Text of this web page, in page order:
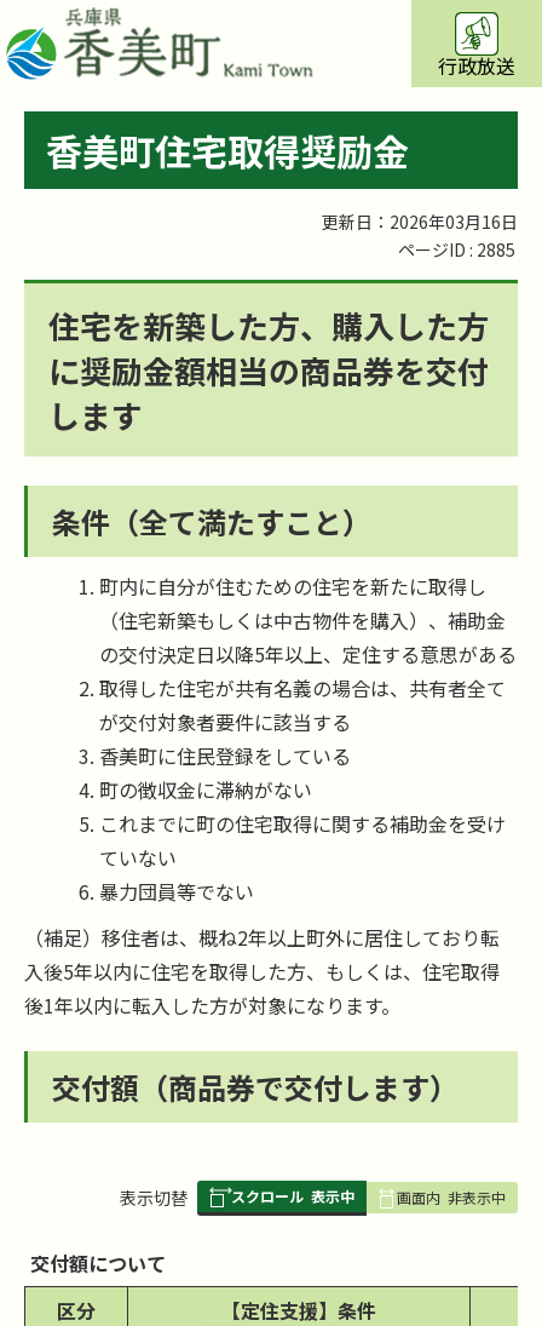
行政放送
香美町住宅取得奨励金
更新日：2026年03月16日
ページID : 2885
住宅を新築した方、購入した方
に奨励金額相当の商品券を交付
します
条件（全て満たすこと）
町内に自分が住むための住宅を新たに取得し
（住宅新築もしくは中古物件を購入）、補助金
の交付決定日以降5年以上、定住する意思がある
取得した住宅が共有名義の場合は、共有者全て
が交付対象者要件に該当する
香美町に住民登録をしている
町の徴収金に滞納がない
これまでに町の住宅取得に関する補助金を受け
ていない
暴力団員等でない
（補足）移住者は、概ね2年以上町外に居住しており転
入後5年以内に住宅を取得した方、もしくは、住宅取得
後1年以内に転入した方が対象になります。
交付額（商品券で交付します）
表
み
の
表示切替 スクロール 表示中 画面内 非表示中
交付額について
区分
【定住支援】条件